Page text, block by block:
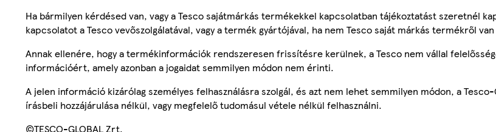
Ha bármilyen kérdésed van, vagy a Tesco sajátmárkás termékekkel kapcsolatban tájékoztatást szeretnél
kapcsolatot a Tesco vevőszolgálatával, vagy a termék gyártójával, ha nem Tesco saját márkás termékről van
Annak ellenére, hogy a termékinformációk rendszeresen frissítésre kerülnek, a Tesco nem vállal
információért, amely azonban a jogaidat semmilyen módon nem érinti.
A jelen információ kizárólag személyes felhasználásra szolgál, és azt nem lehet semmilyen módon, a
írásbeli hozzájárulása nélkül, vagy megfelelő tudomásul vétele nélkül felhasználni.
©TESCO-GLOBAL Zrt.